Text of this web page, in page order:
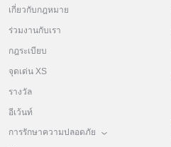
เกี่ยวกับกฎหมาย
ร่วมงานกับเรา
กฎระเบียบ
จุดเด่น XS
รางวัล
อีเว้นท์
การรักษาความปลอดภัย